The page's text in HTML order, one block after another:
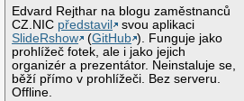
Edvard Rejthar na blogu zaměstnanců
CZ.NIC představil
svou aplikaci
SlideRshow
(GitHub ). Funguje jako
prohlížeč fotek, ale i jako jejich
organizér a prezentátor. Neinstaluje se,
běží přímo v prohlížeči. Bez serveru.
Offline.